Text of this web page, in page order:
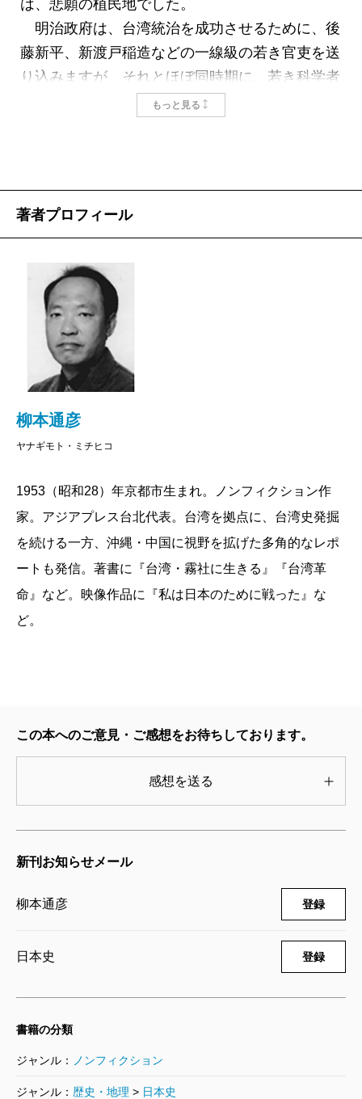
来双方の七十余年にわたる遭遇の歴史は、血に彩
られているといってよい。
なのに、である。どうして、台湾原住民のお年寄
りは、私たちをかくも温かく迎えてくださるの
か。私のひっかかりは、その一点にあった。
語」＝北京語で取材を続けていたのだが、仕事も
終盤になった頃に、老婆の背にふと日本語がつい
て出た。途端にその年寄りの目が輝き、「あん
た、ニッポン語が話せるの？」と、打って変わっ
た笑顔になって、仕事が一気にはかどったとい
う。
一九九九年九月、台湾中部の山岳地帯を襲った大
地震。孤立した集落にヘリが投下した物資に「日
本」と印字された袋を見つけた元日本兵の老人
は、「ニッポンは我々を見捨てていなかった」と
は、台湾原住民と日本人とのこの「不思議な縁」
と対峙し続けているからにほかならない。
私に原住民と呼ばれる人達に対する文化人類学的
関心があったわけではない。が、必要上、先人が
き、ものを書いてきた。そして、その過程で、原
住民研究の歴史を垣間見ることになった。
の石垣を築いた人達がいたことを知り、またその
んど顧みられることがないことに気づくにつれ、
次のひと言を彼らに伝えられれば、それで本書の
目的は達したと思っている。
「長い間、お疲れ様でした。あなた方が残した記
録や報告書は次々に中国語訳され、いまは台湾の
若者がその成果を受け継いでいますよ」と。
は、悲願の植民地でした。
明治政府は、台湾統治を成功させるために、後
藤新平、新渡戸稲造などの一線級の若き官吏を送
り込みますが、それとほぼ同時期に、若き科学者
たちも台湾に渡っていました。数多の科学者が探
残している部族もいました。毒蛇にマラリア、余
保障のない山中を踏査し、台湾を知り尽くそうと
したのです。
本書で紹介するのは、伊能嘉矩、田代安定、森
丑之助の三人です。今では、名前すら聞いたこと
のない人がほとんどかもしれません。現在、彼ら
の研究の成果は、現在の台湾研究の基礎として貴
重な財産となっています。彼らは、「研究」が
「探険」や「冒険」と同義であった時代、もっと
掲載：2005年3月25日
もっと見る
著者プロフィール
柳本通彦
ヤナギモト・ミチヒコ
1953（昭和28）年京都市生まれ。ノンフィクション作
家。アジアプレス台北代表。台湾を拠点に、台湾史発掘
を続ける一方、沖縄・中国に視野を拡げた多角的なレポ
ートも発信。著書に『台湾・霧社に生きる』『台湾革
命』など。映像作品に『私は日本のために戦った』な
ど。
この本へのご意見・ご感想をお待ちしております。
感想を送る
新刊お知らせメール
柳本通彦 登録
日本史 登録
書籍の分類
ジャンル： ノンフィクション
ジャンル： 歴史・地理 > 日本史